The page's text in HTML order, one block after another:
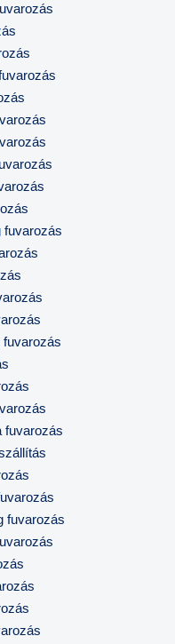
fuvarozás
fuvarozás
fuvarozás